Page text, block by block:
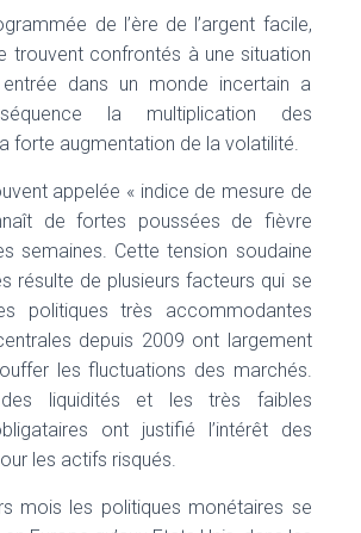
I
O
de l’ère de l’argent facile,
trouvent confrontés à une situation
dans un monde incertain a
la multiplication des
forte augmentation de la volatilité.
appelée « indice de mesure de
de fortes poussées de fièvre
semaines. Cette tension soudaine
résulte de plusieurs facteurs qui se
politiques très accommodantes
depuis 2009 ont largement
les fluctuations des marchés.
des liquidités et les très faibles
ont justifié l’intérêt des
les actifs risqués.
mois les politiques monétaires se